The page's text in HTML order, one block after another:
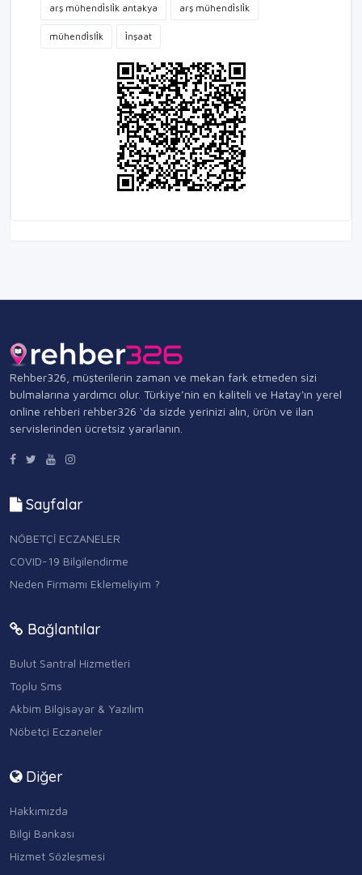
arş mühendi̇sli̇k antakya arş mühendi̇sli̇k
mühendi̇sli̇k i̇nşaat
Rehber326, müşterilerin zaman ve mekan fark etmeden sizi
bulmalarına yardımcı olur. Türkiye’nin en kaliteli ve Hatay'ın yerel
online rehberi rehber326 ‘da sizde yerinizi alın, ürün ve ilan
servislerinden ücretsiz yararlanın.
Sayfalar
NÖBETÇİ ECZANELER
COVID-19 Bilgilendirme
Neden Firmamı Eklemeliyim ?
Bağlantılar
Bulut Santral Hizmetleri
Toplu Sms
Akbim Bilgisayar & Yazılım
Nöbetçi Eczaneler
Diğer
Hakkımızda
Bilgi Bankası
Hizmet Sözleşmesi